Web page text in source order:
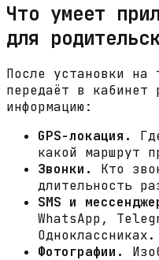
Что умеет
для
После установки на
передаёт в кабинет
информацию:
GPS-локация.
какой маршрут
Звонки.
Кто
длительность
SMS и
WhatsApp,
Одноклассниках.
Фотографии.